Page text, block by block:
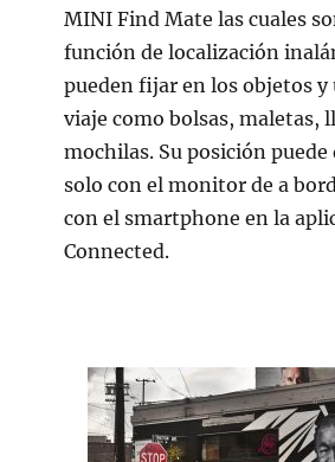
MINI Find Mate las cuales
función de localización
pueden fijar en los objetos y
viaje como bolsas, maletas,
mochilas. Su posición
solo con el monitor de a
con el smartphone en la
Connected.